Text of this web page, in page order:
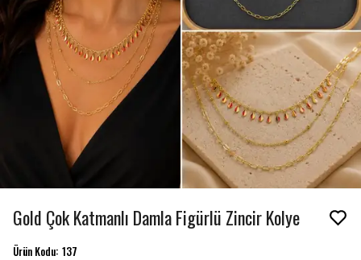
Gold Çok Katmanlı Damla Figürlü Zincir Kolye
Ürün Kodu: 137